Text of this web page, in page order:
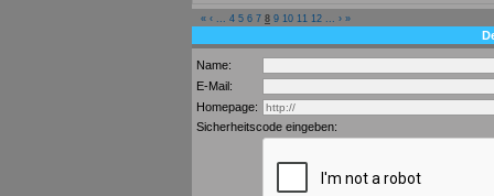
« ‹ 4 5 6 7 8 9 10 11 12 › »
Name:
E-Mail:
Homepage:
Sicherheitscode eingeben: